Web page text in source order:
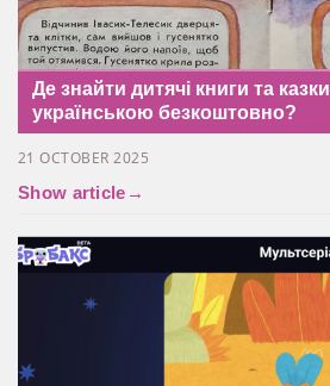
Де знайти дитячі книги та казки
українською безкоштовно?
21 OCTOBER 2025
Show article →